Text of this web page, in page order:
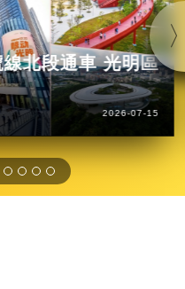
北段通車 光明區
2026-07-15